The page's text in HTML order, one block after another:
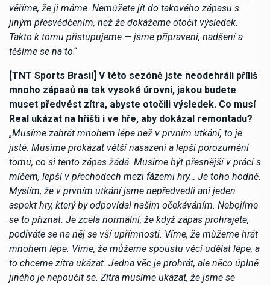
věříme, že ji máme. Nemůžete jít do takového zápasu s
jiným přesvědčením, než že dokážeme otočit výsledek.
Takto k tomu přistupujeme — jsme připraveni, nadšení a
těšíme se na to.“
[TNT Sports Brasil] V této sezóně jste neodehráli příliš
mnoho zápasů na tak vysoké úrovni, jakou budete
muset předvést zítra, abyste otočili výsledek. Co musí
Real ukázat na hřišti i ve hře, aby dokázal remontadu?
„Musíme zahrát mnohem lépe než v prvním utkání, to je
jisté. Musíme prokázat větší nasazení a lepší porozumění
tomu, co si tento zápas žádá. Musíme být přesnější v práci s
míčem, lepší v přechodech mezi fázemi hry… Je toho hodně.
Myslím, že v prvním utkání jsme nepředvedli ani jeden
aspekt hry, který by odpovídal našim očekáváním. Nebojíme
se to přiznat. Je zcela normální, že když zápas prohrajete,
podíváte se na něj se vší upřímností. Víme, že můžeme hrát
mnohem lépe. Víme, že můžeme spoustu věcí udělat lépe, a
to chceme zítra ukázat. Jedna věc je prohrát, ale něco úplně
jiného je nepoučit se. Zítra musíme ukázat, že jsme se